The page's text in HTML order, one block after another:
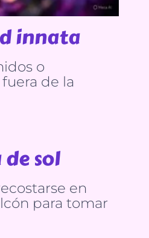
innata
o
de la
sol
en
para tomar